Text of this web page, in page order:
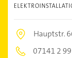
Hauptstr.
07141 2